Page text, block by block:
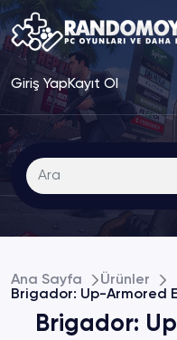
Giriş YapKayıt Ol
Ana Sayfa
Ürünler
Brigador: Up-Armored
Brigador: